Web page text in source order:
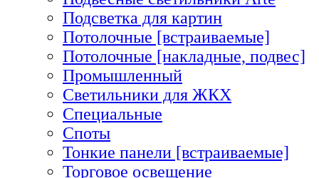
Подсветка для картин
Потолочные [встраиваемые]
Потолочные [накладные, подвес]
Промышленный
Светильники для ЖКХ
Специальные
Споты
Тонкие панели [встраиваемые]
Торговое освещение